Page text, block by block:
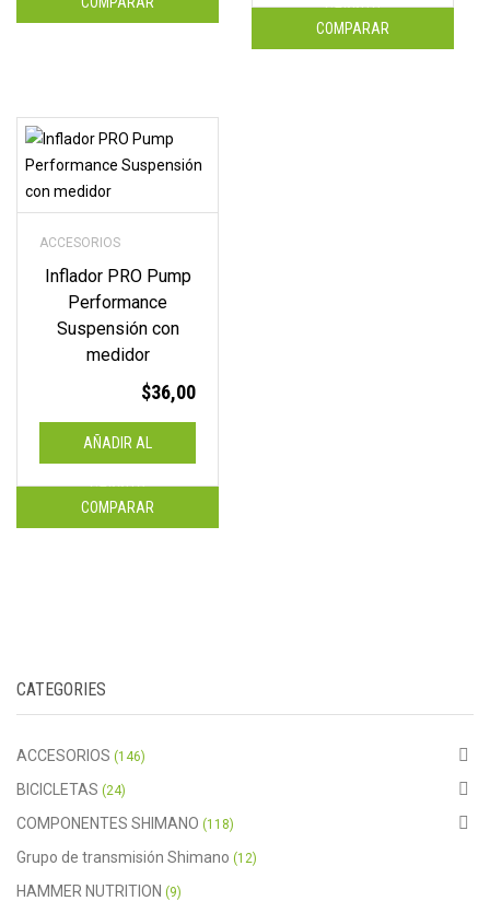
CARRITO
COMPARAR
ACCESORIOS
Inflador PRO Pump
Performance
Suspensión con
medidor
$36,00
AÑADIR AL
CARRITO
COMPARAR
CATEGORIES
ACCESORIOS (146)
BICICLETAS (24)
COMPONENTES SHIMANO (118)
Grupo de transmisión Shimano (12)
HAMMER NUTRITION (9)